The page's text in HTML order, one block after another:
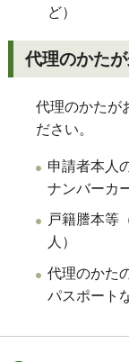
ど）
代理のかた
代理のかたが
ださい。
申請者本人
ナンバーカ
戸籍謄本等
人）
代理のかた
パスポート